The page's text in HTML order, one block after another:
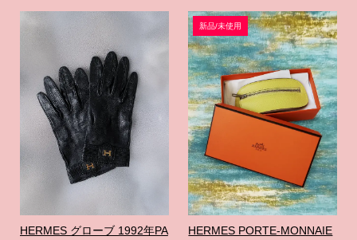
HERMES グローブ 1992年PA
新品/未使用
HERMES PORTE-MONNAIE